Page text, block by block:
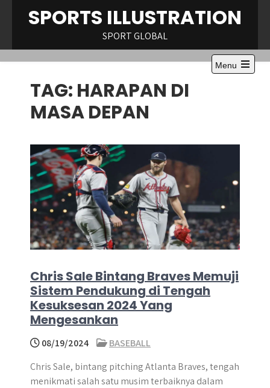
SPORTS ILLUSTRATION
SPORT GLOBAL
Menu
Open
TAG: HARAPAN DI
MASA DEPAN
Chris Sale Bintang Braves Memuji
Sistem Pendukung di Tengah
Kesuksesan 2024 Yang
Mengesankan
08/19/2024
BASEBALL
Chris Sale, bintang pitching Atlanta Braves, tengah
menikmati salah satu musim terbaiknya dalam